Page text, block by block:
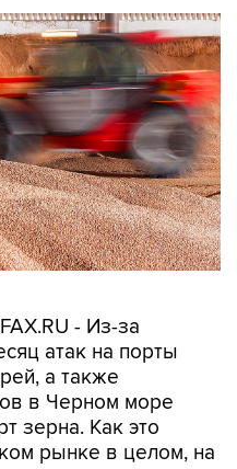
- Из-за
атак на порты
а также
в Черном море
зерна. Как это
рынке в целом, на